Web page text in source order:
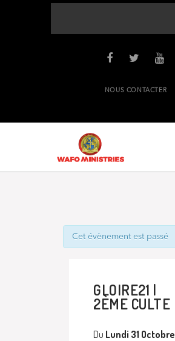
NOUS CONTACTER
Cet évènement est passé
GLOIRE21 |
2ÈME CULTE
Du Lundi 31 Octobre